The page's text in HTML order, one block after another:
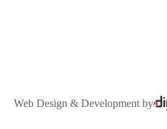
Web Design & Development by